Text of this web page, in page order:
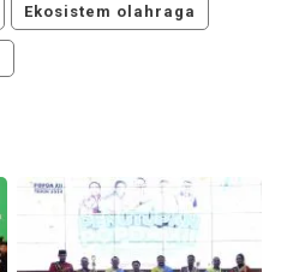
Ekosistem olahraga